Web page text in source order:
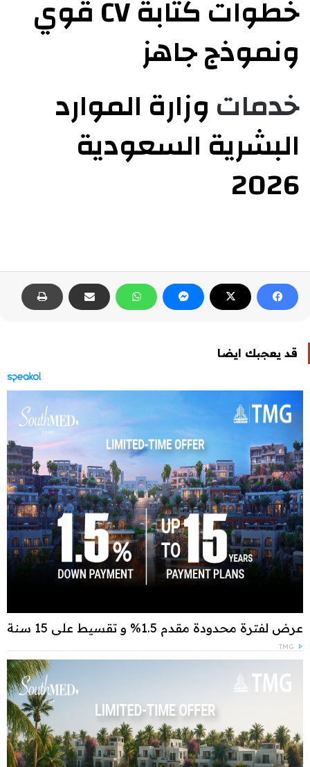
خطوات كتابة CV قوي
ونموذج جاهز
خدماتوزارة الموارد
البشرية السعودية
2026
قد يعجبك ايضا
عرض لفترة محدودة مقدم 1.5% و تقسيط علي 15 سنة
TMG